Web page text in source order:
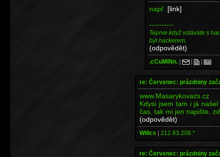
např. [link]
----------
Teprve když vstáváte s
být hackerem.
(odpovědět)
.cCuMiNn. | | |
re: Červenec: prázdniny
www.Masarykovazs.cz
Kdysi jsem tam i já
čas, tak mi jen napište,
(odpovědět)
Willcs | 212.83.208.*
re: Červenec: prázdniny